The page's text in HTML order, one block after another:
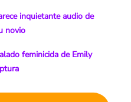
inquietante audio de
novio
feminicida de Emily